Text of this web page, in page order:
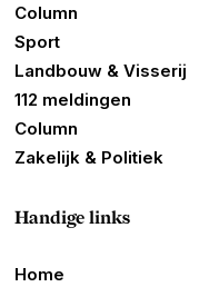
Column
Sport
Landbouw & Visserij
112 meldingen
Column
Zakelijk & Politiek
Handige links
Home